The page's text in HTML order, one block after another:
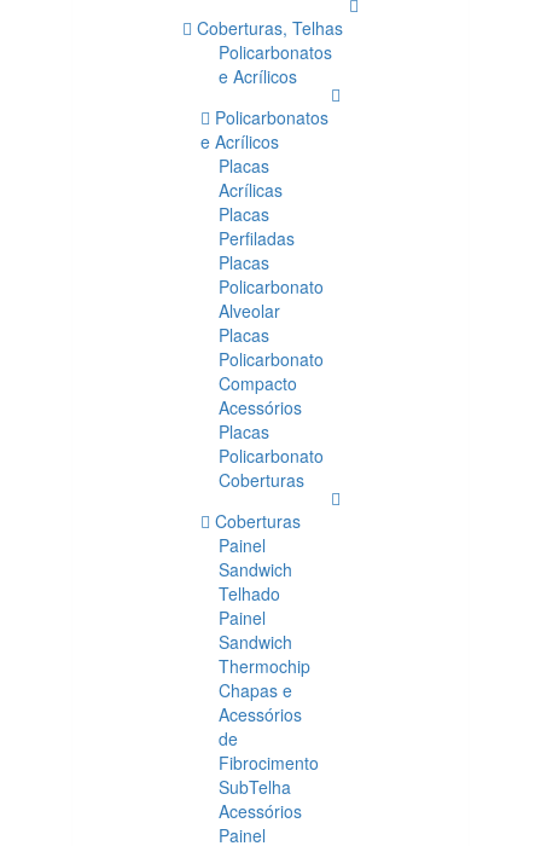
Coberturas, Telhas
Policarbonatos
e Acrílicos
Policarbonatos
e Acrílicos
Placas
Acrílicas
Placas
Perfiladas
Placas
Policarbonato
Alveolar
Placas
Policarbonato
Compacto
Acessórios
Placas
Policarbonato
Coberturas
Coberturas
Painel
Sandwich
Telhado
Painel
Sandwich
Thermochip
Chapas e
Acessórios
de
Fibrocimento
SubTelha
Acessórios
Painel